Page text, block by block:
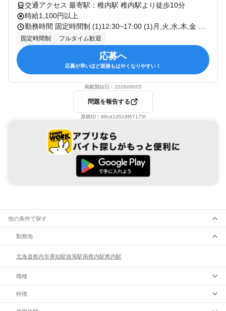
交通アクセス 最寄駅：稚内駅 稚内駅より徒歩10分
時給1,100円以上
固定時間制 フルタイム歓迎
応募へ
応募が早いほど面接もはやくなりやすい！
掲載開始日： 2026/08/05
問題を報告する
原稿ID： 98cd1d519f67175f
他の条件で探す
勤務地
北海道稚内市勇知駅抜海駅南稚内駅稚内駅
職種
特徴